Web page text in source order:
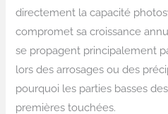
directement la capacité
compromet sa croissance
se propagent principalement
lors des arrosages ou des
pourquoi les parties basses
premières touchées.